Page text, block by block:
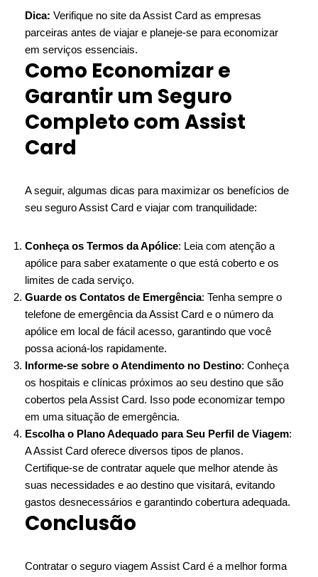
Dica: Verifique no site da Assist Card as empresas
parceiras antes de viajar e planeje-se para economizar
em serviços essenciais.
Como Economizar e
Garantir um Seguro
Completo com Assist
Card
A seguir, algumas dicas para maximizar os benefícios de
seu seguro Assist Card e viajar com tranquilidade:
Conheça os Termos da Apólice: Leia com atenção a
apólice para saber exatamente o que está coberto e os
limites de cada serviço.
Guarde os Contatos de Emergência: Tenha sempre o
telefone de emergência da Assist Card e o número da
apólice em local de fácil acesso, garantindo que você
possa acioná-los rapidamente.
Informe-se sobre o Atendimento no Destino: Conheça
os hospitais e clínicas próximos ao seu destino que são
cobertos pela Assist Card. Isso pode economizar tempo
em uma situação de emergência.
Escolha o Plano Adequado para Seu Perfil de Viagem:
A Assist Card oferece diversos tipos de planos.
Certifique-se de contratar aquele que melhor atende às
suas necessidades e ao destino que visitará, evitando
gastos desnecessários e garantindo cobertura adequada.
Conclusão
Contratar o seguro viagem Assist Card é a melhor forma